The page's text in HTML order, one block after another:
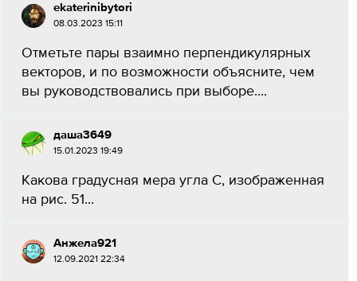
ekaterinibytori
08.03.2023 15:11
Отметьте пары взаимно перпендикулярных
векторов, и по возможности объясните, чем
вы руководствовались при выборе....
даша3649
15.01.2023 19:49
Какова градусная мера угла C, изображенная
на рис. 51...
Анжела921
12.09.2021 22:34